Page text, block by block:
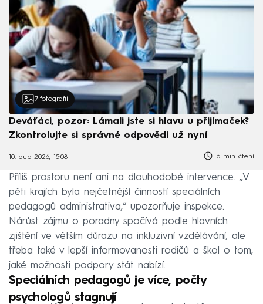
7 fotografií
Deváťáci, pozor: Lámali jste si hlavu u přijímaček?
Zkontrolujte si správné odpovědi už nyní
10. dub 2026, 15:08 6 min čtení
Příliš prostoru není ani na dlouhodobé intervence. „V
pěti krajích byla nejčetnější činností speciálních
pedagogů administrativa,“ upozorňuje inspekce.
Nárůst zájmu o poradny spočívá podle hlavních
zjištění ve větším důrazu na inkluzivní vzdělávání, ale
třeba také v lepší informovanosti rodičů a škol o tom,
jaké možnosti podpory stát nabízí.
Speciálních pedagogů je více, počty
psychologů stagnují